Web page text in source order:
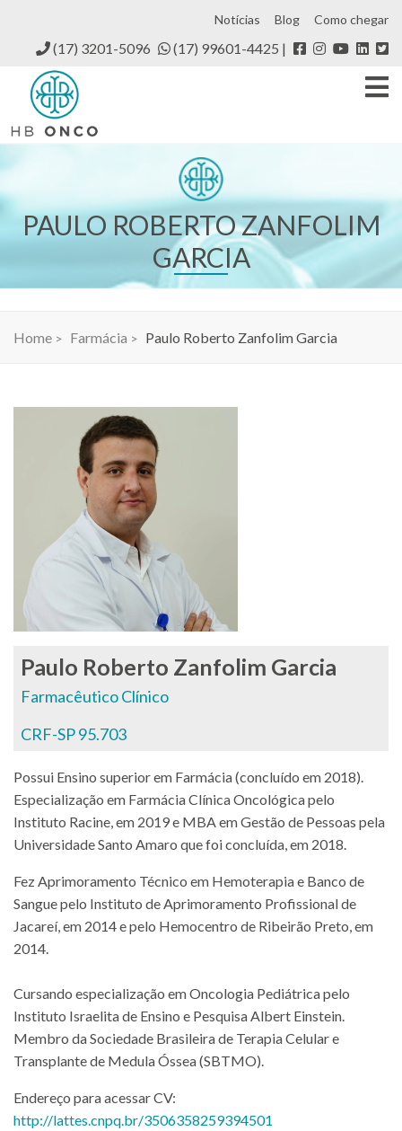
Notícias Blog Como chegar
(17) 3201-5096 (17) 99601-4425
PAULO ROBERTO ZANFOLIM
GARCIA
Home Farmácia Paulo Roberto Zanfolim Garcia
Paulo Roberto Zanfolim Garcia
Farmacêutico Clínico
CRF-SP 95.703
Possui Ensino superior em Farmácia (concluído em 2018).
Especialização em Farmácia Clínica Oncológica pelo
Instituto Racine, em 2019 e MBA em Gestão de Pessoas pela
Universidade Santo Amaro que foi concluída, em 2018.
Fez Aprimoramento Técnico em Hemoterapia e Banco de
Sangue pelo Instituto de Aprimoramento Profissional de
Jacareí, em 2014 e pelo Hemocentro de Ribeirão Preto, em
2014.
Cursando especialização em Oncologia Pediátrica pelo
Instituto Israelita de Ensino e Pesquisa Albert Einstein.
Membro da Sociedade Brasileira de Terapia Celular e
Transplante de Medula Óssea (SBTMO).
Endereço para acessar CV:
http://lattes.cnpq.br/3506358259394501